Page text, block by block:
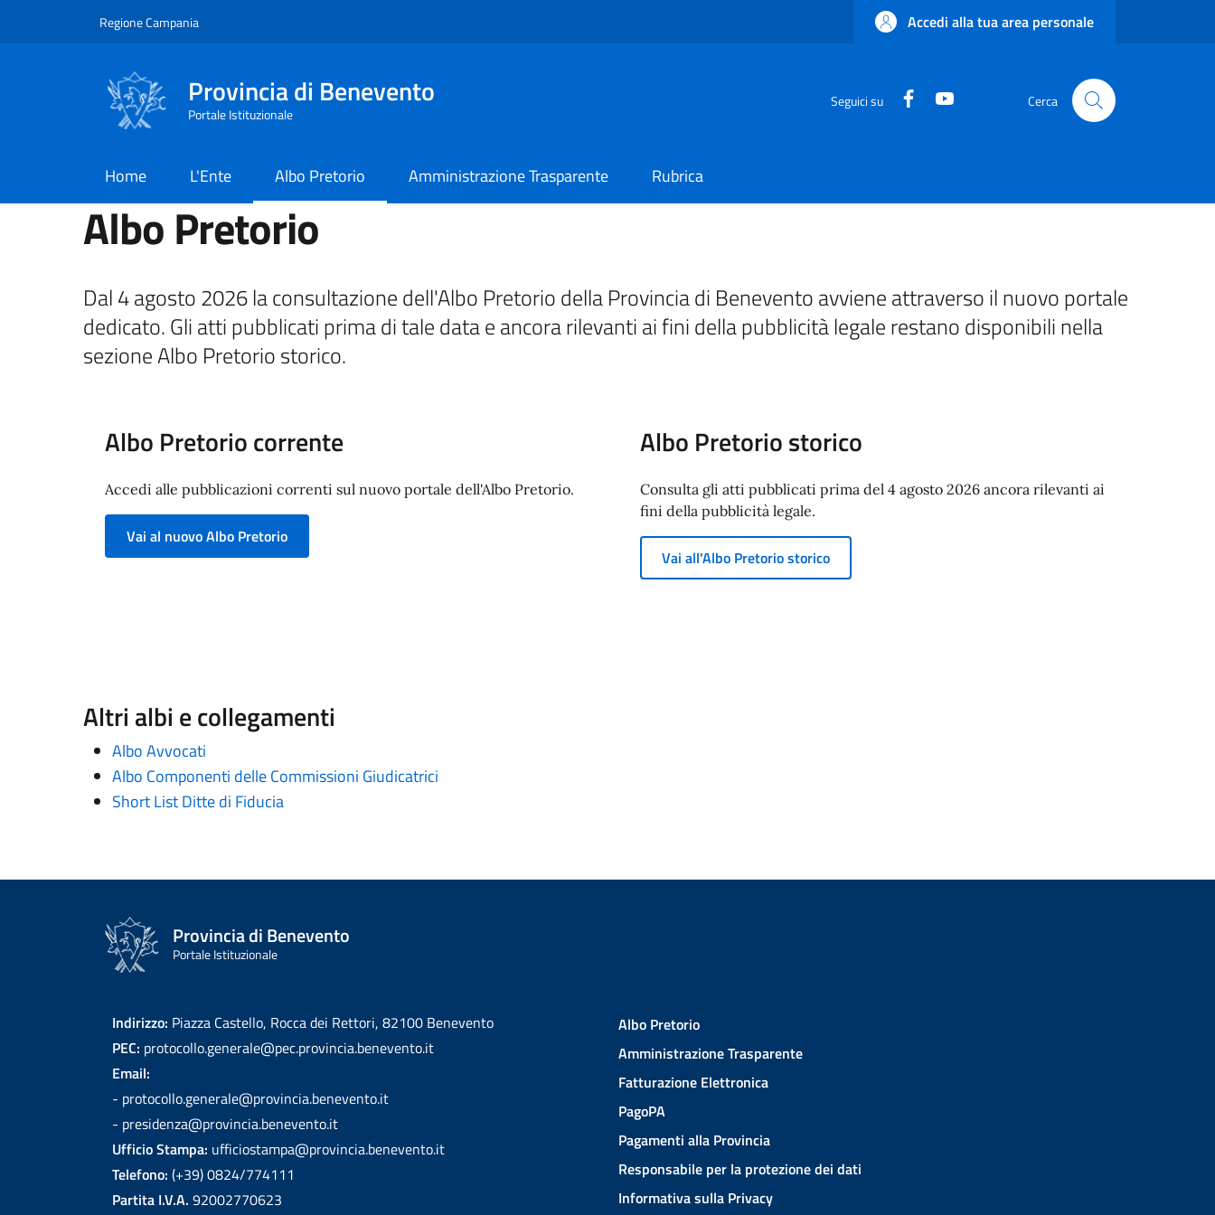
Regione Campania Accedi alla tua area personale
Provincia di Benevento
Portale Istituzionale
Seguici su Facebook Cerca
Home L'Ente Albo Pretorio Amministrazione Trasparente Rubrica
Albo Pretorio
Dal 4 agosto 2026 la consultazione dell'Albo Pretorio della Provincia di Benevento avviene attraverso il nuovo portale
dedicato. Gli atti pubblicati prima di tale data e ancora rilevanti ai fini della pubblicità legale restano disponibili nella
sezione Albo Pretorio storico.
Albo Pretorio corrente
Accedi alle pubblicazioni correnti sul nuovo portale dell'Albo Pretorio.
Vai al nuovo Albo Pretorio
Albo Pretorio storico
Consulta gli atti pubblicati prima del 4 agosto 2026 ancora rilevanti ai
fini della pubblicità legale.
Vai all'Albo Pretorio storico
Altri albi e collegamenti
Albo Avvocati
Albo Componenti delle Commissioni Giudicatrici
Short List Ditte di Fiducia
Provincia di Benevento
Portale Istituzionale
Indirizzo: Piazza Castello, Rocca dei Rettori, 82100 Benevento
PEC: protocollo.generale@pec.provincia.benevento.it
Email:
- protocollo.generale@provincia.benevento.it
- presidenza@provincia.benevento.it
Ufficio Stampa: ufficiostampa@provincia.benevento.it
Telefono: (+39) 0824/774111
Partita I.V.A. 92002770623
Albo Pretorio
Amministrazione Trasparente
Fatturazione Elettronica
PagoPA
Pagamenti alla Provincia
Responsabile per la protezione dei dati
Informativa sulla Privacy